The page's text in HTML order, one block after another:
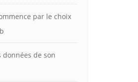
par le choix
de son